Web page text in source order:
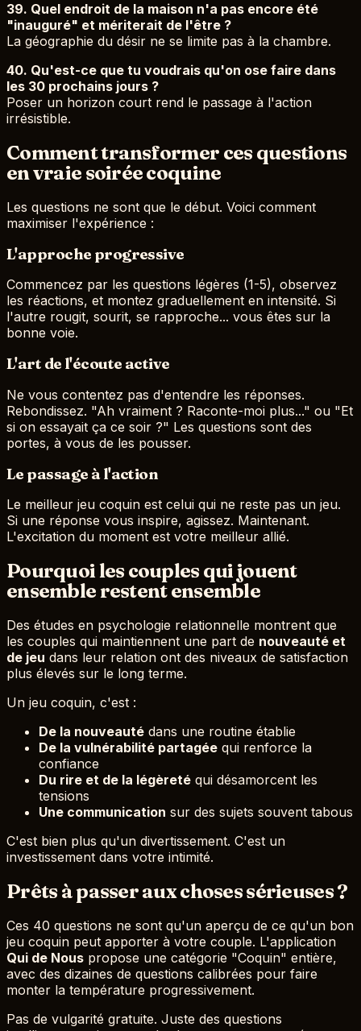
39. Quel endroit de la maison n'a pas encore été
"inauguré" et mériterait de l'être ?
La géographie du désir ne se limite pas à la chambre.
40. Qu'est-ce que tu voudrais qu'on ose faire dans
les 30 prochains jours ?
Poser un horizon court rend le passage à l'action
irrésistible.
Comment transformer ces questions
en vraie soirée coquine
Les questions ne sont que le début. Voici comment
maximiser l'expérience :
L'approche progressive
Commencez par les questions légères (1-5), observez
les réactions, et montez graduellement en intensité. Si
l'autre rougit, sourit, se rapproche... vous êtes sur la
bonne voie.
L'art de l'écoute active
Ne vous contentez pas d'entendre les réponses.
Rebondissez. "Ah vraiment ? Raconte-moi plus..." ou "Et
si on essayait ça ce soir ?" Les questions sont des
portes, à vous de les pousser.
Le passage à l'action
Le meilleur jeu coquin est celui qui ne reste pas un jeu.
Si une réponse vous inspire, agissez. Maintenant.
L'excitation du moment est votre meilleur allié.
Pourquoi les couples qui jouent
ensemble restent ensemble
Des études en psychologie relationnelle montrent que
les couples qui maintiennent une part de nouveauté et
de jeu dans leur relation ont des niveaux de satisfaction
plus élevés sur le long terme.
Un jeu coquin, c'est :
De la nouveauté dans une routine établie
De la vulnérabilité partagée qui renforce la
confiance
Du rire et de la légèreté qui désamorcent les
tensions
Une communication sur des sujets souvent tabous
C'est bien plus qu'un divertissement. C'est un
investissement dans votre intimité.
Prêts à passer aux choses sérieuses ?
Ces 40 questions ne sont qu'un aperçu de ce qu'un bon
jeu coquin peut apporter à votre couple. L'application
Qui de Nous propose une catégorie "Coquin" entière,
avec des dizaines de questions calibrées pour faire
monter la température progressivement.
Pas de vulgarité gratuite. Juste des questions